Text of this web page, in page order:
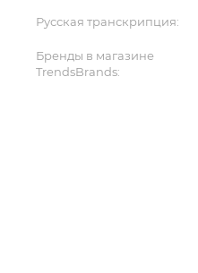
Русская транскрипция:
Бренды в магазине
TrendsBrands: